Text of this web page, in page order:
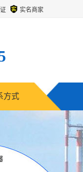
实名商家
方式